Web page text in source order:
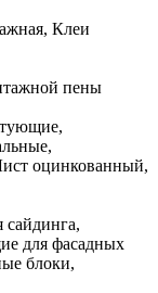
Клеи
пены
оцинкованный,
для фасадных
блоки,